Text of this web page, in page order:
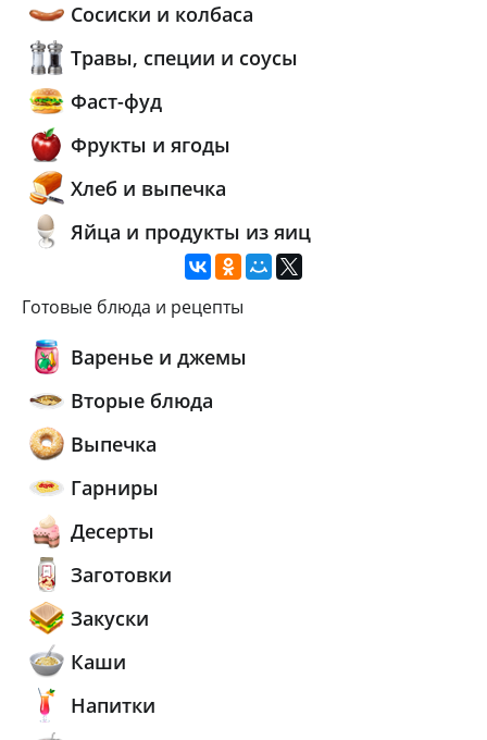
Сосиски и колбаса
Травы, специи и соусы
Фаст-фуд
Фрукты и ягоды
Хлеб и выпечка
Яйца и продукты из яиц
Готовые блюда и рецепты
Варенье и джемы
Вторые блюда
Выпечка
Гарниры
Десерты
Заготовки
Закуски
Каши
Напитки